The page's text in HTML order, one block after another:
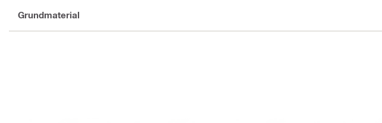
Grundmaterial